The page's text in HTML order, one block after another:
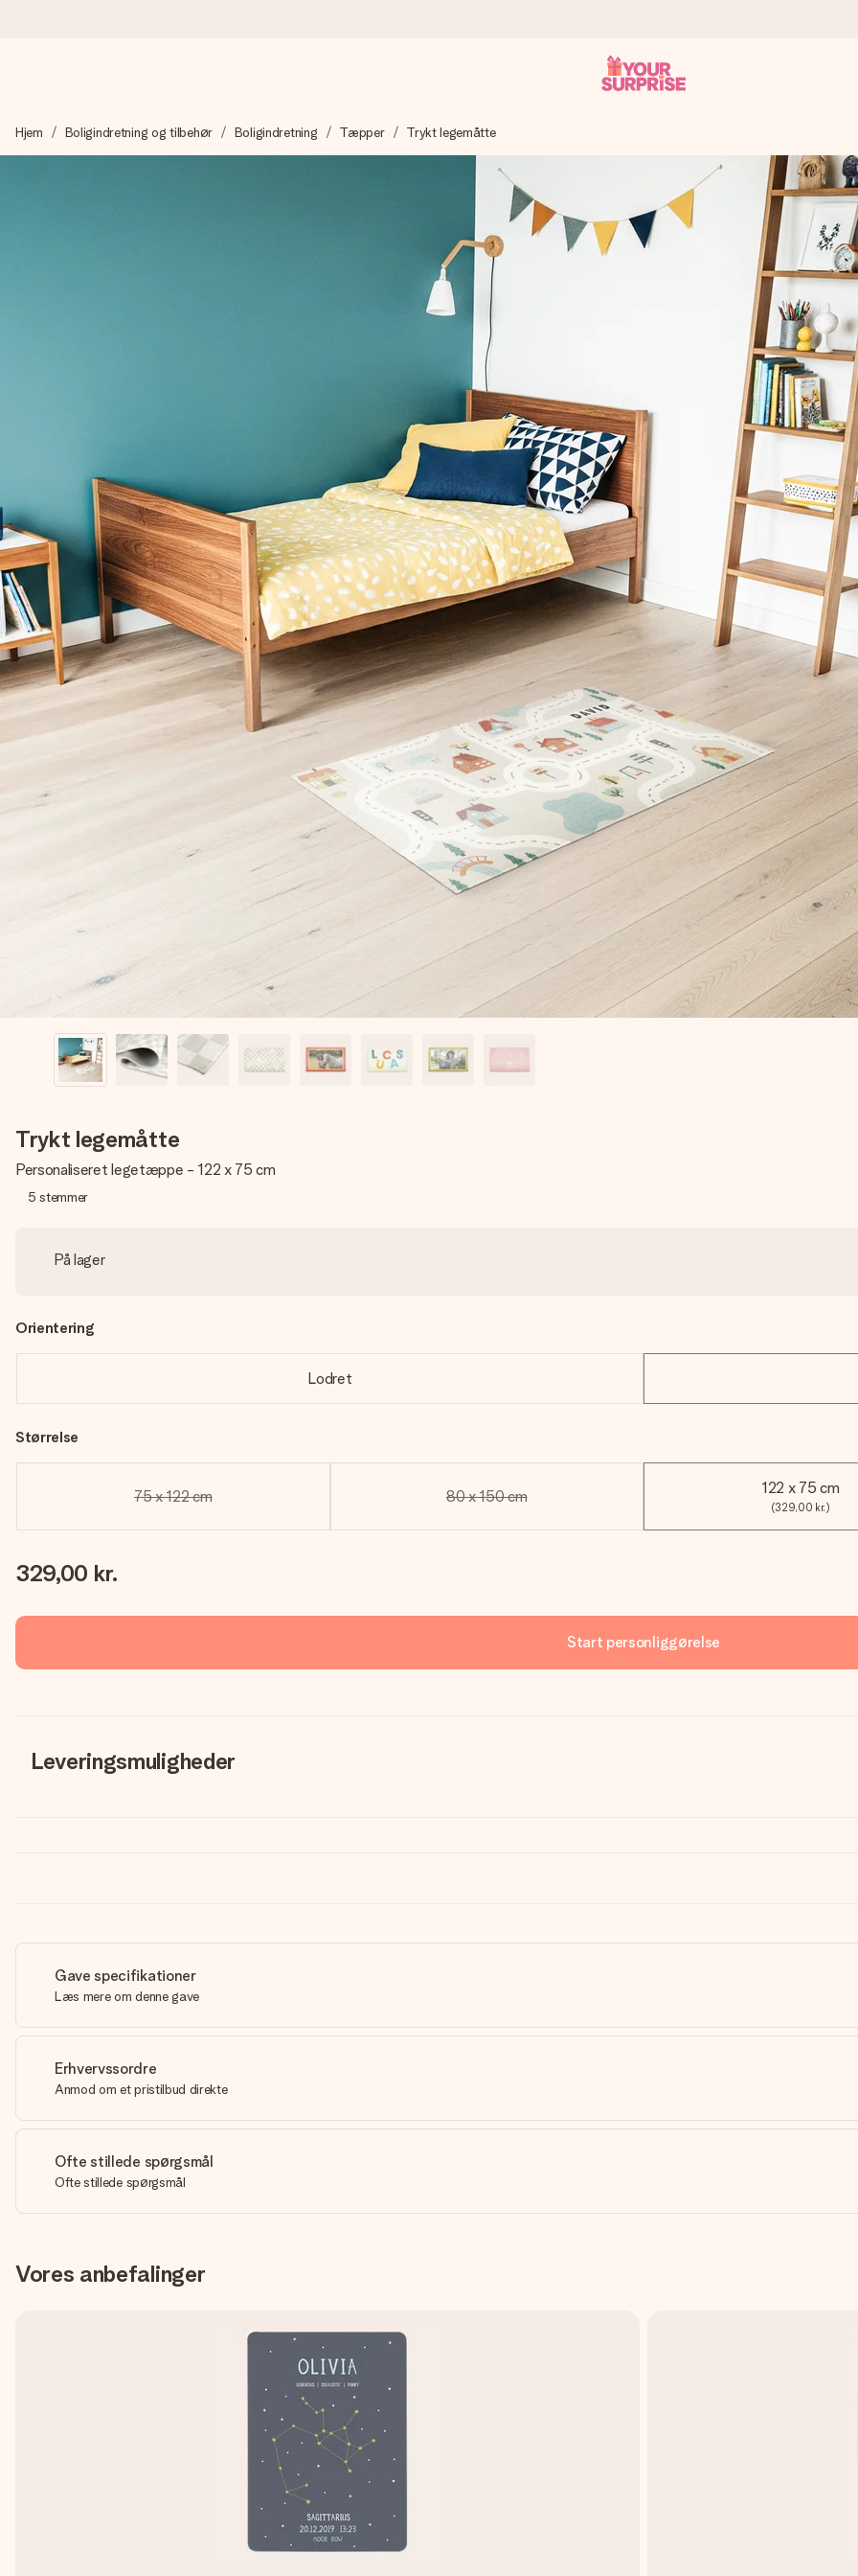
Vi laver din gave med omhu og sender den lynhurtigt – så du kan give den på det helt rette tidspunkt, når den betyder allermest.
Lav noget særligt i blot få trin – med hendes navn, et billede af dig eller en besked, der går lige i hendes hjerte. Intet besvær
Hjem Boligindretning og tilbehør Boligindretning Tæpper Trykt legemåtte
Trykt legemåtte
Personaliseret legetæppe - 122 x 75 cm
5 stemmer
På lager
Orientering
Lodret
Størrelse
75 x 122 cm 80 x 150 cm 122 x 75 cm
(329,00 kr.)
329,00 kr.
Start personliggørelse
Leveringsmuligheder
Gave specifikationer
Læs mere om denne gave
Erhvervssordre
Anmod om et pristilbud direkte
Ofte stillede spørgsmål
Ofte stillede spørgsmål
Vores anbefalinger